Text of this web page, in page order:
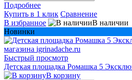
Подробнее
Купить в 1 клик Сравнение
В избранное
В наличии
Новинки
Быстрый просмотр
Детская площадка Ромашка 5
В корзину